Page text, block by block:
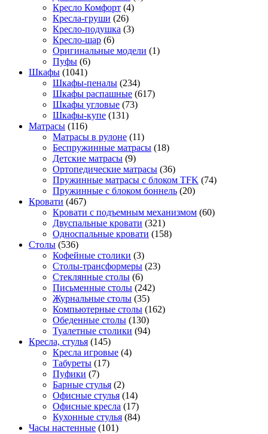
Кресло Комфорт (4)
Кресла-груши (26)
Кресло-подушка (3)
Кресло-шар (6)
Оригинальные модели (1)
Пуфы (6)
Шкафы (1041)
Шкафы-пеналы (234)
Шкафы распашные (617)
Шкафы угловые (73)
Шкафы-купе (131)
Матрасы (116)
Матрасы в рулоне (11)
Беспружинные матрасы (18)
Детские матрасы (9)
Ортопедические матрасы (36)
Пружинные матрасы с блоком TFK (74)
Пружинные с блоком боннель (20)
Кровати (467)
Кровати с подъемным механизмом (60)
Двуспальные кровати (321)
Односпальные кровати (158)
Столы (536)
Кофейные столики (3)
Столы-трансформеры (23)
Стеклянные столы (6)
Письменные столы (242)
Журнальные столы (35)
Компьютерные столы (162)
Обеденные столы (130)
Туалетные столики (94)
Кресла, стулья (145)
Кресла игровые (4)
Табуреты (17)
Пуфики (7)
Барные стулья (2)
Офисные стулья (14)
Офисные кресла (17)
Кухонные стулья (84)
Часы настенные (101)